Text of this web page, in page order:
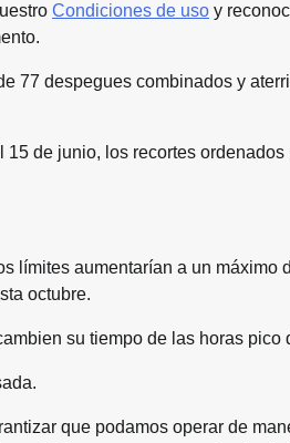
Condiciones de uso y
77 despegues combinados y
de junio, los recortes ordenados
límites aumentarían a un máximo
octubre.
su tiempo de las horas pico
que podamos operar de